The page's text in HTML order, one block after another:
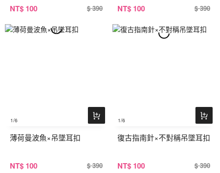
NT$ 100 $ 390 NT$ 100 $ 390
1/6
薄荷曼波魚×吊墜耳扣
NT$ 100 $ 390
1/6
復古指南針×不對稱吊墜耳扣
NT$ 100 $ 390